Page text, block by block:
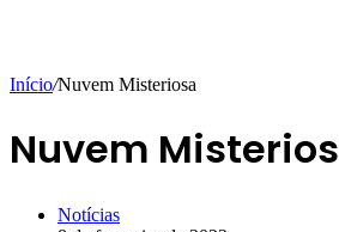
Início/Nuvem Misteriosa
Nuvem
Notícias